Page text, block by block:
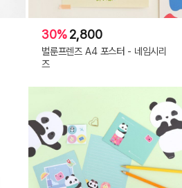
30%2,800
벌룬프렌즈 A4 포스터 - 네임시리
즈